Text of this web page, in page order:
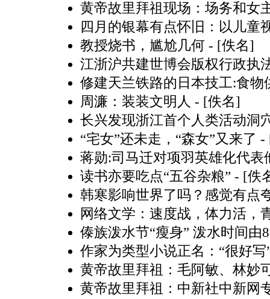
黄帝故里拜祖现场：场务和女
四月的银幕有点怀旧：以儿童
教授烧书，尴尬几何 - [佚名]
江浙沪共建世博会版权行政执
修建天兰铁路的日本技工:食物
周濂：装装文明人 - [佚名]
长兴发现浙江首个人类活动洞
“宅女”还未走，“森女”又来了 -
蒋勋:司马迁对项羽英雄化代表
读书亦要吃点“五谷杂粮” - [佚
韩寒影响世界了吗？感觉有点
网络文学：速度战，体力活，
傣族泼水节“瘦身” 泼水时间由
作家为类型小说正名：“很好写
黄帝故里拜祖：毛阿敏、林妙
黄帝故里拜祖：中新社中新网